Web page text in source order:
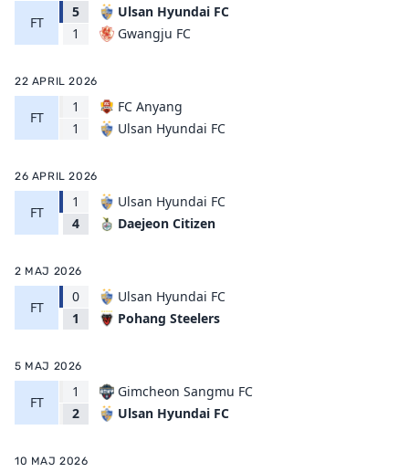
FT
5
1
Ulsan Hyundai FC
Gwangju FC
22 APRIL 2026
FT
1
1
FC Anyang
Ulsan Hyundai FC
26 APRIL 2026
FT
1
4
Ulsan Hyundai FC
Daejeon Citizen
2 MAJ 2026
FT
0
1
Ulsan Hyundai FC
Pohang Steelers
5 MAJ 2026
FT
1
2
Gimcheon Sangmu FC
Ulsan Hyundai FC
10 MAJ 2026